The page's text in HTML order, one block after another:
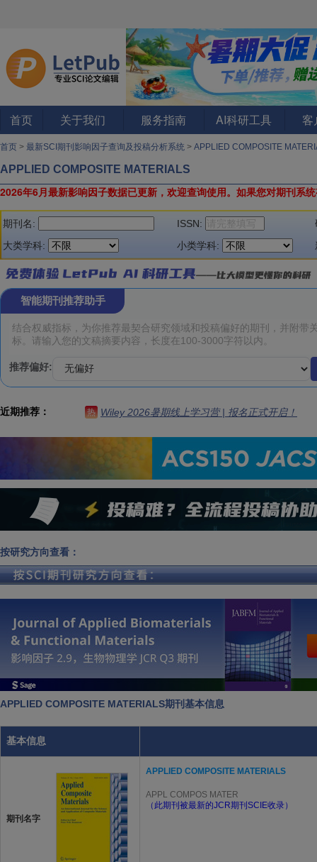
首页 关于我们 服务指南 AI科研工具 客
首页 > 最新SCI期刊影响因子查询及投稿分析系统 > APPLIED COMPOSITE
APPLIED COMPOSITE MATERIALS
2026年6月最新影响因子数据已更新，欢迎查询使用。 如果您对期刊系
期刊名: ISSN:
大类学科:
小类学科:
智能期刊推荐助手
推荐偏好:
近期推荐： 热 Wiley 2026暑期线上学习营 | 报名正式开启！
按研究方向查看：
APPLIED COMPOSITE MATERIALS期刊基本信息
基本信息
期刊名字
APPLIED COMPOSITE MATERIALS
APPL COMPOS MATER
（此期刊被最新的JCR期刊SCIE收录）